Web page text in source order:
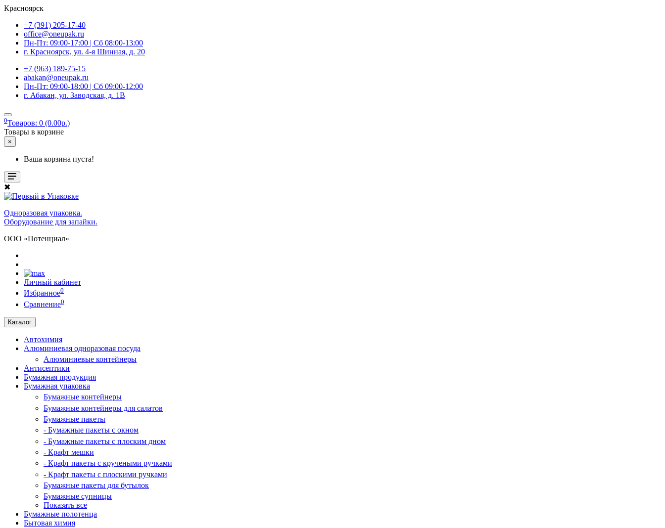
Красноярск
+7 (391) 205-17-40
office@oneupak.ru
Пн-Пт: 09:00-17:00 | Сб 08:00-13:00
г. Красноярск, ул. 4-я Шинная, д. 20
+7 (963) 189-75-15
abakan@oneupak.ru
Пн-Пт: 09:00-18:00 | Сб 09:00-12:00
г. Абакан, ул. Заводская, д. 1В
0Товаров: 0 (0.00р.)
Товары в корзине
×
Ваша корзина пуста!
✖
Одноразовая упаковка.
Оборудование для запайки.
ООО «Потенциал»
Личный кабинет
Избранное0
Сравнение0
Каталог
Автохимия
Алюминиевая одноразовая посуда
Алюминиевые контейнеры
Антисептики
Бумажная продукция
Бумажная упаковка
Бумажные контейнеры
Бумажные контейнеры для салатов
Бумажные пакеты
- Бумажные пакеты с окном
- Бумажные пакеты с плоским дном
- Крафт мешки
- Крафт пакеты с кручеными ручками
- Крафт пакеты с плоскими ручками
Бумажные пакеты для бутылок
Бумажные супницы
Показать все
Бумажные полотенца
Бытовая химия